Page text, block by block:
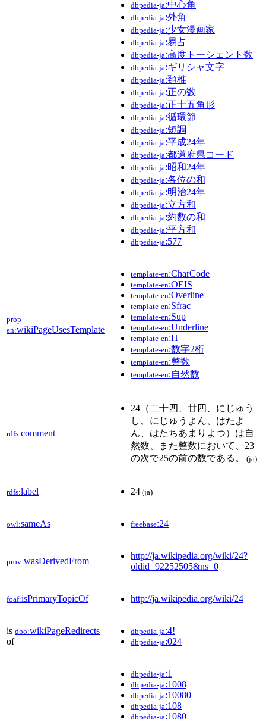
dbpedia-ja:中心角
dbpedia-ja:外角
dbpedia-ja:少女漫画家
dbpedia-ja:易占
dbpedia-ja:高度トーシェント数
dbpedia-ja:ギリシャ文字
dbpedia-ja:頚椎
dbpedia-ja:正の数
dbpedia-ja:正十五角形
dbpedia-ja:循環節
dbpedia-ja:短調
dbpedia-ja:平成24年
dbpedia-ja:都道府県コード
dbpedia-ja:昭和24年
dbpedia-ja:各位の和
dbpedia-ja:明治24年
dbpedia-ja:立方和
dbpedia-ja:約数の和
dbpedia-ja:平方和
dbpedia-ja:577
prop-
en:wikiPageUsesTemplate
template-en:CharCode
template-en:OEIS
template-en:Overline
template-en:Sfrac
template-en:Sup
template-en:Underline
template-en:Π
template-en:数字2桁
template-en:整数
template-en:自然数
rdfs:comment
24（二十四、廿四、にじゅう
し、にじゅうよん、はたよ
ん、はたちあまりよつ）は自
然数、また整数において、23
の次で25の前の数である。
(ja)
rdfs:label 24 (ja)
owl:sameAs freebase:24
prov:wasDerivedFrom
http://ja.wikipedia.org/wiki/24?
oldid=92252505&ns=0
foaf:isPrimaryTopicOf http://ja.wikipedia.org/wiki/24
is dbo:wikiPageRedirects
of
dbpedia-ja:4!
dbpedia-ja:024
dbpedia-ja:1
dbpedia-ja:1008
dbpedia-ja:10080
dbpedia-ja:108
dbpedia-ja:1080